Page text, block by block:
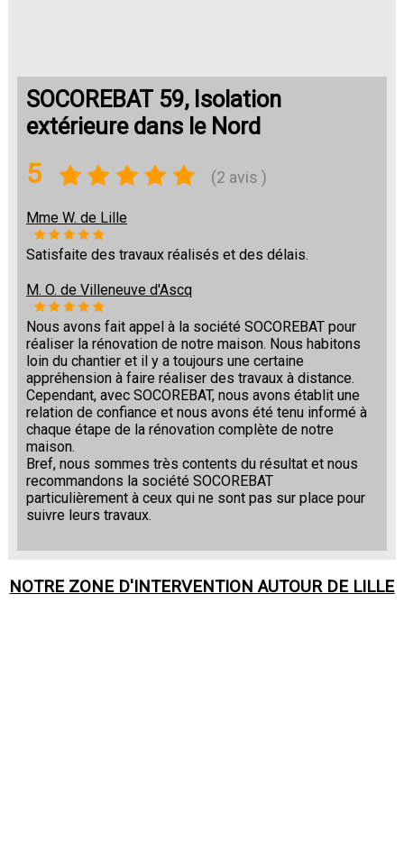
SOCOREBAT 59, Isolation
extérieure dans le Nord
5 (2 avis )
Mme W. de Lille
Satisfaite des travaux réalisés et des délais.
M. O. de Villeneuve d'Ascq
Nous avons fait appel à la société SOCOREBAT pour
réaliser la rénovation de notre maison. Nous habitons
loin du chantier et il y a toujours une certaine
appréhension à faire réaliser des travaux à distance.
Cependant, avec SOCOREBAT, nous avons établit une
relation de confiance et nous avons été tenu informé à
chaque étape de la rénovation complète de notre
maison.
Bref, nous sommes très contents du résultat et nous
recommandons la société SOCOREBAT
particulièrement à ceux qui ne sont pas sur place pour
suivre leurs travaux.
NOTRE ZONE D'INTERVENTION AUTOUR DE LILLE